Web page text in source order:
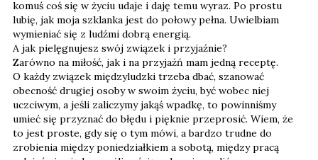
komuś coś się w życiu udaje i daję temu wyraz. Po prostu
lubię, jak moja szklanka jest do połowy pełna. Uwielbiam
wymieniać się z ludźmi dobrą energią.
A jak pielęgnujesz swój związek i przyjaźnie?
Zarówno na miłość, jak i na przyjaźń mam jedną receptę.
O każdy związek międzyludzki trzeba dbać, szanować
obecność drugiej osoby w swoim życiu, być wobec niej
uczciwym, a jeśli zaliczymy jakąś wpadkę, to powinniśmy
umieć się przyznać do błędu i pięknie przeprosić. Wiem, że
to jest proste, gdy się o tym mówi, a bardzo trudne do
zrobienia między poniedziałkiem a sobotą, między pracą